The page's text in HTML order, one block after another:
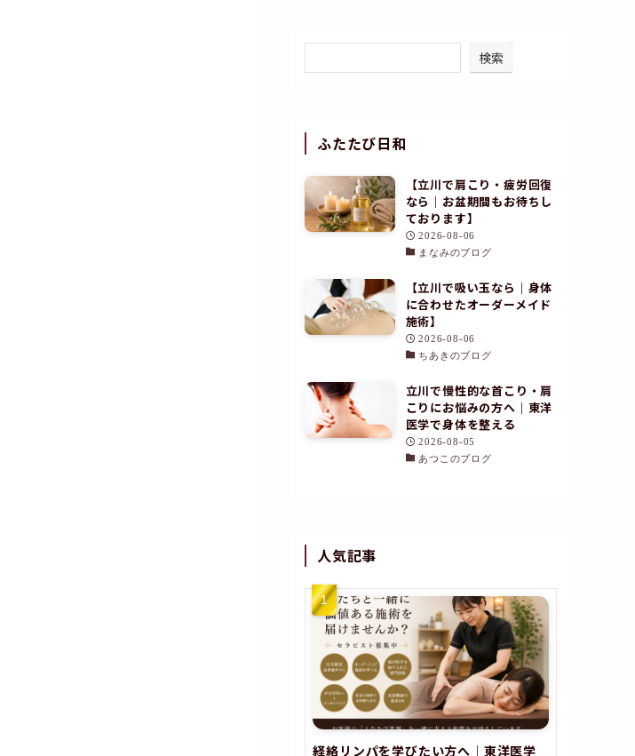
検索
ふたたび日和
【立川で肩こり・疲労回復
なら｜お盆期間もお待ちし
ております】
2026-08-06
まなみのブログ
【立川で吸い玉なら｜身体
に合わせたオーダーメイド
施術】
2026-08-06
ちあきのブログ
立川で慢性的な首こり・肩
こりにお悩みの方へ｜東洋
医学で身体を整える
2026-08-05
あつこのブログ
人気記事
経絡リンパを学びたい方へ｜東洋医学